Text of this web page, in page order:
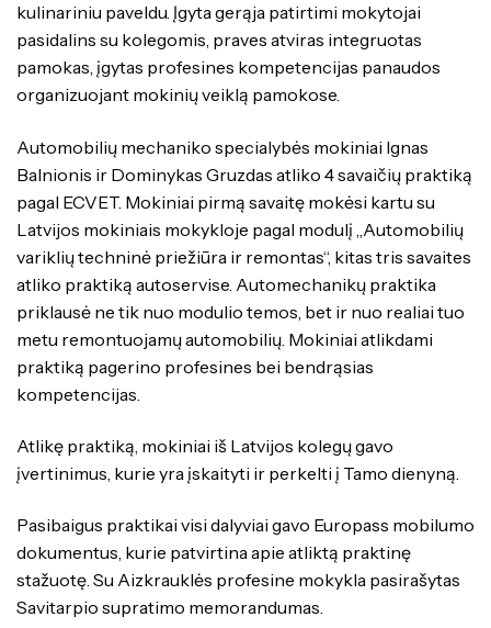
kulinariniu paveldu. Įgyta gerąja patirtimi mokytojai
pasidalins su kolegomis, praves atviras integruotas
pamokas, įgytas profesines kompetencijas panaudos
organizuojant mokinių veiklą pamokose.
Automobilių mechaniko specialybės mokiniai Ignas
Balnionis ir Dominykas Gruzdas atliko 4 savaičių praktiką
pagal ECVET. Mokiniai pirmą savaitę mokėsi kartu su
Latvijos mokiniais mokykloje pagal modulį „Automobilių
variklių techninė priežiūra ir remontas“, kitas tris savaites
atliko praktiką autoservise. Automechanikų praktika
priklausė ne tik nuo modulio temos, bet ir nuo realiai tuo
metu remontuojamų automobilių. Mokiniai atlikdami
praktiką pagerino profesines bei bendrąsias
kompetencijas.
Atlikę praktiką, mokiniai iš Latvijos kolegų gavo
įvertinimus, kurie yra įskaityti ir perkelti į Tamo dienyną.
Pasibaigus praktikai visi dalyviai gavo Europass mobilumo
dokumentus, kurie patvirtina apie atliktą praktinę
stažuotę. Su Aizkrauklės profesine mokykla pasirašytas
Savitarpio supratimo memorandumas.